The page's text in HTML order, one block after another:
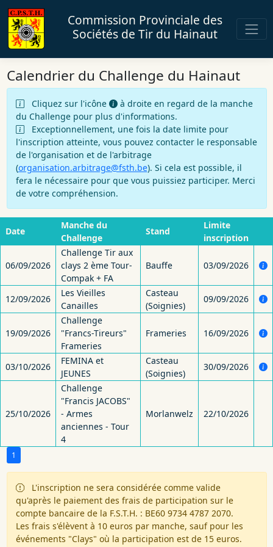
Commission Provinciale des
Sociétés de Tir du Hainaut
Calendrier du Challenge du Hainaut
Cliquez sur l'icône
à droite en regard de la manche
du Challenge pour plus d'informations.
Exceptionnellement, une fois la date limite pour
l'inscription atteinte, vous pouvez contacter le responsable
de l'organisation et de l'arbitrage
(organisation.arbitrage@fsth.be). Si cela est possible, il
fera le nécessaire pour que vous puissiez participer. Merci
de votre compréhension.
Date
Manche du
Challenge
Stand
Limite
inscription
06/09/2026
Challenge Tir aux
clays 2 ème Tour-
Compak + FA
Bauffe 03/09/2026
12/09/2026
Les Vieilles
Canailles
Casteau
(Soignies)
09/09/2026
19/09/2026
Challenge
"Francs-Tireurs"
Frameries
Frameries 16/09/2026
03/10/2026
FEMINA et
JEUNES
Casteau
(Soignies)
30/09/2026
25/10/2026
Challenge
"Francis JACOBS"
- Armes
anciennes - Tour
4
Morlanwelz 22/10/2026
1
L'inscription ne sera considérée comme valide
qu'après le paiement des frais de participation sur le
compte bancaire de la F.S.T.H. : BE60 9734 4787 2070.
Les frais s'élèvent à 10 euros par manche, sauf pour les
événements "Clays" où la participation est de 15 euros.